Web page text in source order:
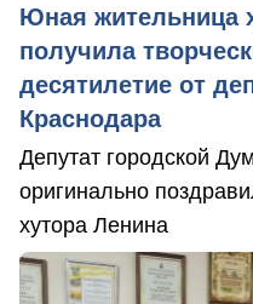
Юная жительница
получила
десятилетие от
Краснодара
Депутат городской
оригинально
хутора Ленина